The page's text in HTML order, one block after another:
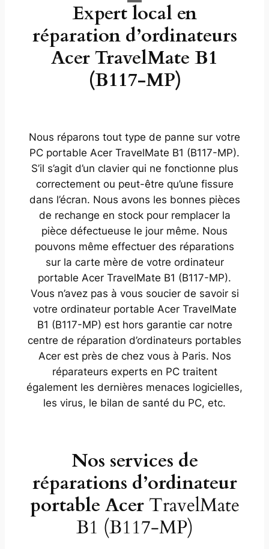
Expert local en
réparation d’ordinateurs
Acer TravelMate B1
(B117-MP)
Nous réparons tout type de panne sur votre
PC portable Acer TravelMate B1 (B117-MP).
S’il s’agit d’un clavier qui ne fonctionne plus
correctement ou peut-être qu’une fissure
dans l’écran. Nous avons les bonnes pièces
de rechange en stock pour remplacer la
pièce défectueuse le jour même. Nous
pouvons même effectuer des réparations
sur la carte mère de votre ordinateur
portable Acer TravelMate B1 (B117-MP).
Vous n’avez pas à vous soucier de savoir si
votre ordinateur portable Acer TravelMate
B1 (B117-MP) est hors garantie car notre
centre de réparation d’ordinateurs portables
Acer est près de chez vous à Paris. Nos
réparateurs experts en PC traitent
également les dernières menaces logicielles,
les virus, le bilan de santé du PC, etc.
Nos services de
réparations d’ordinateur
portable AcerTravelMate
B1 (B117-MP)